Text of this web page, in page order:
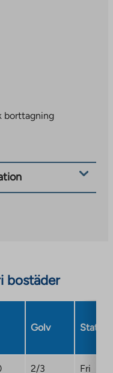
borttagning
bostäder
Golv Status
2/3 Fri